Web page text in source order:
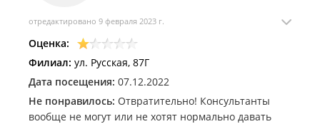
отредактировано 9 февраля 2023 г.
Оценка:
Филиал: ул. Русская, 87Г
Дата посещения: 07.12.2022
Не понравилось: Отвратительно! Консультанты
вообще не могут или не хотят нормально давать